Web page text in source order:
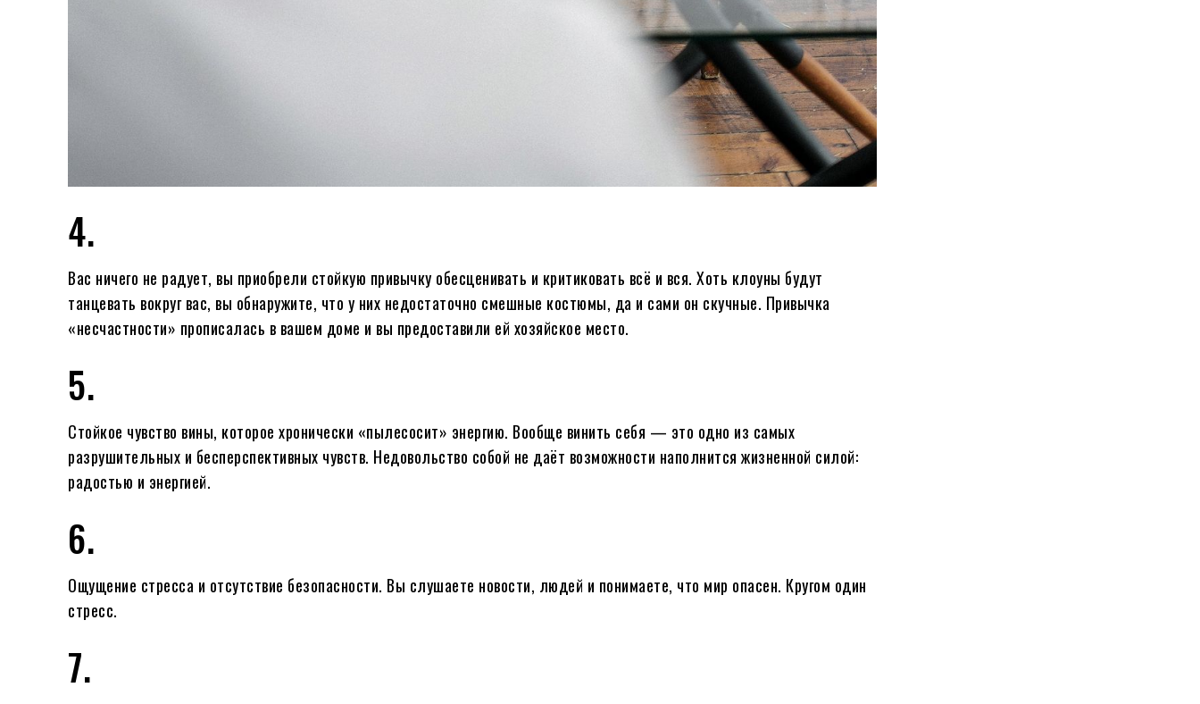
4.
Вас ничего не радует, вы приобрели стойкую привычку обесценивать и критиковать всё и вся. Хоть клоуны будут
танцевать вокруг вас, вы обнаружите, что у них недостаточно смешные костюмы, да и сами он скучные. Привычка
«несчастности» прописалась в вашем доме и вы предоставили ей хозяйское место.
5.
Стойкое чувство вины, которое хронически «пылесосит» энергию. Вообще винить себя — это одно из самых
разрушительных и бесперспективных чувств. Недовольство собой не даёт возможности наполнится жизненной силой:
радостью и энергией.
6.
Ощущение стресса и отсутствие безопасности. Вы слушаете новости, людей и понимаете, что мир опасен. Кругом один
стресс.
7.